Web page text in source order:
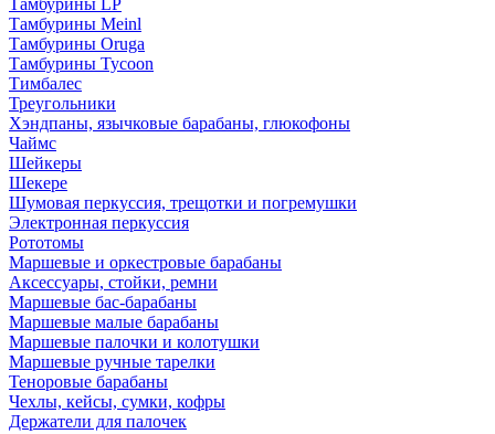
Тамбурины LP
Тамбурины Meinl
Тамбурины Oruga
Тамбурины Tycoon
Тимбалес
Треугольники
Хэндпаны, язычковые барабаны, глюкофоны
Чаймс
Шейкеры
Шекере
Шумовая перкуссия, трещотки и погремушки
Электронная перкуссия
Рототомы
Маршевые и оркестровые барабаны
Аксессуары, стойки, ремни
Маршевые бас-барабаны
Маршевые малые барабаны
Маршевые палочки и колотушки
Маршевые ручные тарелки
Теноровые барабаны
Чехлы, кейсы, сумки, кофры
Держатели для палочек